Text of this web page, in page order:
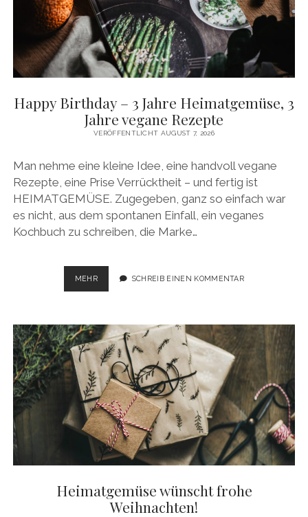
Happy Birthday – 3 Jahre Heimatgemüse, 3
Jahre vegane Rezepte
VERÖFFENTLICHT AUGUST 7, 2026
Man nehme eine kleine Idee, eine handvoll vegane
Rezepte, eine Prise Verrücktheit – und fertig ist
HEIMATGEMÜSE. Zugegeben, ganz so einfach war
es nicht, aus dem spontanen Einfall, ein veganes
Kochbuch zu schreiben, die Marke…
MEHRHAPPY
BIRTHDAY
JAHRE
HEIMATGEMÜSE,
3
JAHRE
VEGANE
REZEPTE
SCHREIB EINEN KOMMENTAR
Heimatgemüse wünscht frohe
Weihnachten!